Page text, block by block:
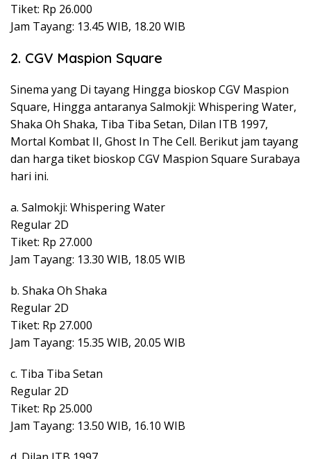
Tiket: Rp 26.000
Jam Tayang: 13.45 WIB, 18.20 WIB
2. CGV Maspion Square
Sinema yang Di tayang Hingga bioskop CGV Maspion
Square, Hingga antaranya Salmokji: Whispering Water,
Shaka Oh Shaka, Tiba Tiba Setan, Dilan ITB 1997,
Mortal Kombat II, Ghost In The Cell. Berikut jam tayang
dan harga tiket bioskop CGV Maspion Square Surabaya
hari ini.
a. Salmokji: Whispering Water
Regular 2D
Tiket: Rp 27.000
Jam Tayang: 13.30 WIB, 18.05 WIB
b. Shaka Oh Shaka
Regular 2D
Tiket: Rp 27.000
Jam Tayang: 15.35 WIB, 20.05 WIB
c. Tiba Tiba Setan
Regular 2D
Tiket: Rp 25.000
Jam Tayang: 13.50 WIB, 16.10 WIB